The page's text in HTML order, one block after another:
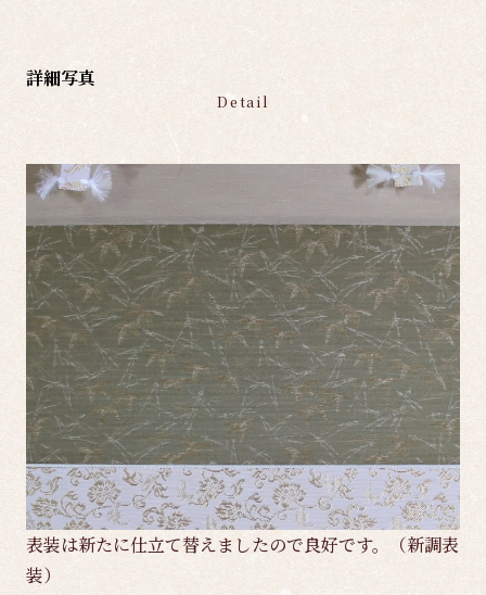
詳細写真
Detail
表装は新たに仕立て替えましたので良好です。（新調表
装）